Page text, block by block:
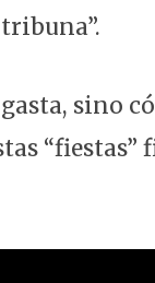
sino
“fiestas”